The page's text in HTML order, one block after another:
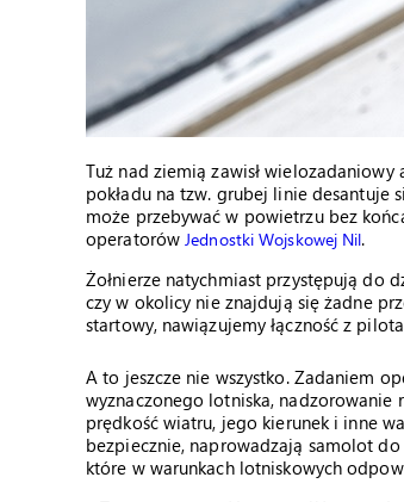
Tuż nad ziemią zawisł
pokładu na tzw. grubej linie desantuje
może przebywać w powietrzu bez
operatorówJednostki Wojskowej Nil.
Żołnierze natychmiast przystępują do
czy w okolicy nie znajdują się żadne
startowy, nawiązujemy łączność z
A to jeszcze nie wszystko. Zadaniem
wyznaczonego lotniska, nadzorowanie
prędkość wiatru, jego kierunek i inne
bezpiecznie, naprowadzają samolot
które w warunkach lotniskowych